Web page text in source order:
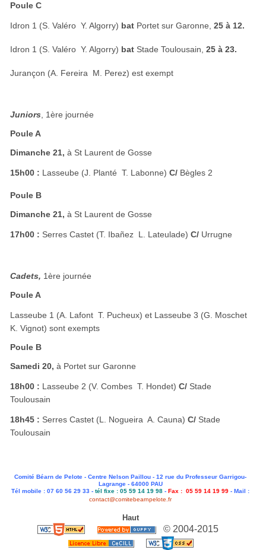
Poule C
Idron 1 (S. Valéro  Y. Algorry) bat Portet sur Garonne,25 à 12.
Idron 1 (S. Valéro  Y. Algorry) bat Stade Toulousain,25 à 23.
Jurançon (A. Fereira  M. Perez) est exempt
Juniors , 1ère journée
Poule A
Dimanche 21, à St Laurent de Gosse
15h00 : Lasseube (J. Planté  T. Labonne)C/ Bègles 2
Poule B
Dimanche 21, à St Laurent de Gosse
17h00 : Serres Castet (T. Ibañez  L. Lateulade)C/ Urrugne
Cadets, 1ère journée
Poule A
Lasseube 1 (A. Lafont  T. Pucheux) et Lasseube 3 (G. Moschet 
K. Vignot) sont exempts
Poule B
Samedi 20, à Portet sur Garonne
18h00 : Lasseube 2 (V. Combes  T. Hondet)C/ Stade
Toulousain
18h45 : Serres Castet (L. Nogueira  A. Cauna)C/ Stade
Toulousain
Comité Béarn de Pelote - Centre Nelson Paillou - 12 rue du Professeur Garrigou-
Lagrange - 64000 PAU
Tél mobile : 07 60 56 29 33 - tél fixe : 05 59 14 19 98 - Fax : 05 59 14 19 99 - Mail :
contact@comitebearnpelote.fr
Haut
© 2004-2015